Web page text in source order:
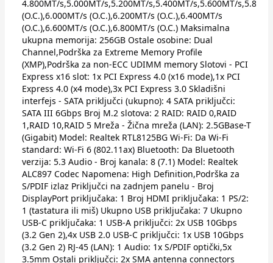
4.800MT/s,5.000MT/s,5.200MT/s,5.400MT/s,5.600MT/
(O.C.),6.000MT/s (O.C.),6.200MT/s (O.C.),6.400MT/s
(O.C.),6.600MT/s (O.C.),6.800MT/s (O.C.) Maksimalna
ukupna memorija: 256GB Ostale osobine: Dual
Channel,Podrška za Extreme Memory Profile
(XMP),Podrška za non-ECC UDIMM memory Slotovi - PCI
Express x16 slot: 1x PCI Express 4.0 (x16 mode),1x PCI
Express 4.0 (x4 mode),3x PCI Express 3.0 Skladišni
interfejs - SATA priključci (ukupno): 4 SATA priključci:
SATA III 6Gbps Broj M.2 slotova: 2 RAID: RAID 0,RAID
1,RAID 10,RAID 5 Mreža - Žična mreža (LAN): 2.5GBase-T
(Gigabit) Model: Realtek RTL8125BG Wi-Fi: Da Wi-Fi
standard: Wi-Fi 6 (802.11ax) Bluetooth: Da Bluetooth
verzija: 5.3 Audio - Broj kanala: 8 (7.1) Model: Realtek
ALC897 Codec Napomena: High Definition,Podrška za
S/PDIF izlaz Priključci na zadnjem panelu - Broj
DisplayPort priključaka: 1 Broj HDMI priključaka: 1 PS/2:
1 (tastatura ili miš) Ukupno USB priključaka: 7 Ukupno
USB-C priključaka: 1 USB-A priključci: 2x USB 10Gbps
(3.2 Gen 2),4x USB 2.0 USB-C priključci: 1x USB 10Gbps
(3.2 Gen 2) RJ-45 (LAN): 1 Audio: 1x S/PDIF optički,5x
3.5mm Ostali priključci: 2x SMA antenna connectors